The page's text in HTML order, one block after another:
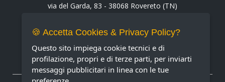
via del Garda, 83 - 38068 Rovereto (TN)
Fax +39 0464 430938
E-mail: marenga@marenga.it
Partita IVA IT02232370227
🍪 Accetta Cookies & Privacy Policy?
Questo sito impiega cookie tecnici e di
profilazione, propri e di terze parti, per inviarti
messaggi pubblicitari in linea con le tue